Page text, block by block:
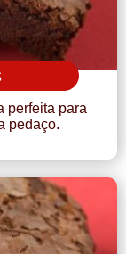
perfeita para
pedaço.